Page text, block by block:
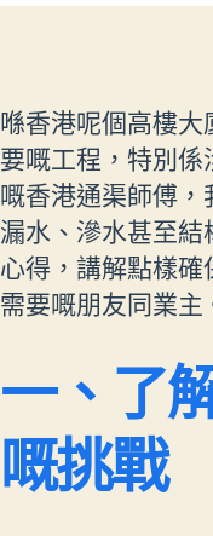
喺香港呢個高樓
要嘅工程，特別
嘅香港通渠師傅
漏水、滲水甚至
心得，講解點樣確
需要嘅朋友同業主
一、了
嘅挑戰